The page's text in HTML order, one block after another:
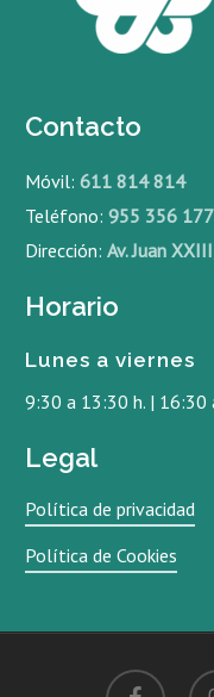
Contacto
Móvil:611 814 814
Teléfono:955 356 177
Dirección:Av. Juan
Horario
Lunes a viernes
9:30 a 13:30 h. | 16:30
Legal
Política de privacidad
Política de Cookies
facebook